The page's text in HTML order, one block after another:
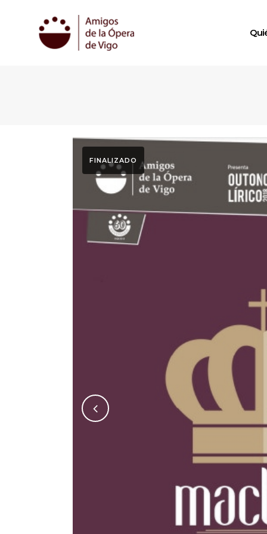
FINALIZADO